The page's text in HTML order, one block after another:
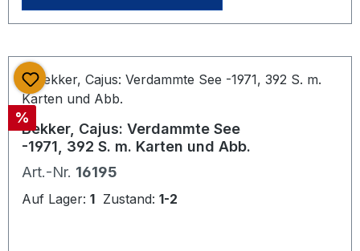
Rabatt
%
Bekker, Cajus: Verdammte See
-1971, 392 S. m. Karten und Abb.
Art.-Nr. 16195
Auf Lager: 1 Zustand: 1-2